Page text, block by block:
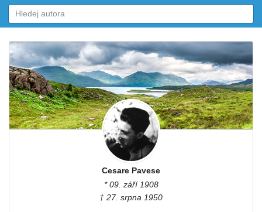
Cesare Pavese
* 09. září 1908
† 27. srpna 1950